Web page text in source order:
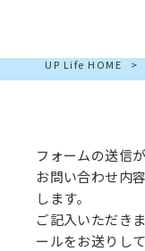
フ
UP Life HOME >
フォームの送信
お問い合わせ内
します。
ご記入いただき
ールをお送りし